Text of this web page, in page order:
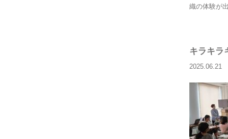
織の体験が
キラキラ
2025.06.21